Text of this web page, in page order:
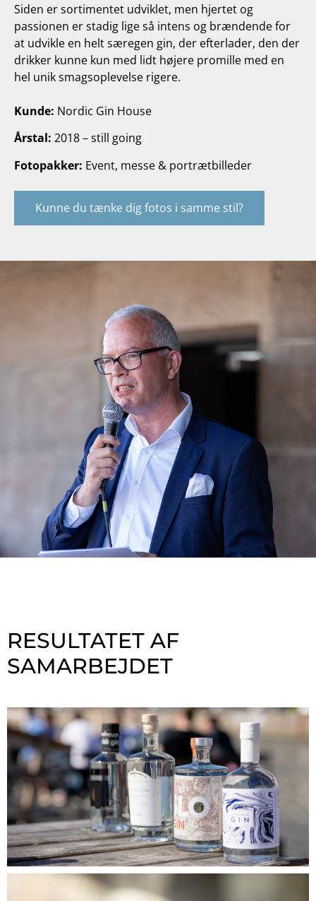
Siden er sortimentet udviklet, men hjertet og
passionen er stadig lige så intens og brændende for
at udvikle en helt særegen gin, der efterlader, den der
drikker kunne kun med lidt højere promille med en
hel unik smagsoplevelse rigere.
Kunde: Nordic Gin House
Årstal: 2018 – still going
Fotopakker: Event, messe & portrætbilleder
Kunne du tænke dig fotos i samme stil?
RESULTATET AF
SAMARBEJDET